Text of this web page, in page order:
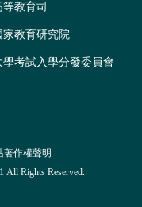
等教育司
家教育研究院
學考試入學分發委員會
著作權聲明
Rights Reserved.